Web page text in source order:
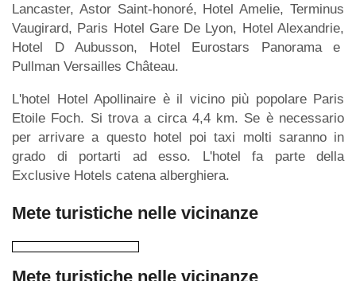
Lancaster, Astor Saint-honoré, Hotel Amelie, Terminus
Vaugirard, Paris Hotel Gare De Lyon, Hotel Alexandrie,
Hotel D Aubusson, Hotel Eurostars Panorama e
Pullman Versailles Château.
L'hotel Hotel Apollinaire è il vicino più popolare Paris
Etoile Foch. Si trova a circa 4,4 km. Se è necessario
per arrivare a questo hotel poi taxi molti saranno in
grado di portarti ad esso. L'hotel fa parte della
Exclusive Hotels catena alberghiera.
Mete turistiche nelle vicinanze
Mete turistiche nelle vicinanze